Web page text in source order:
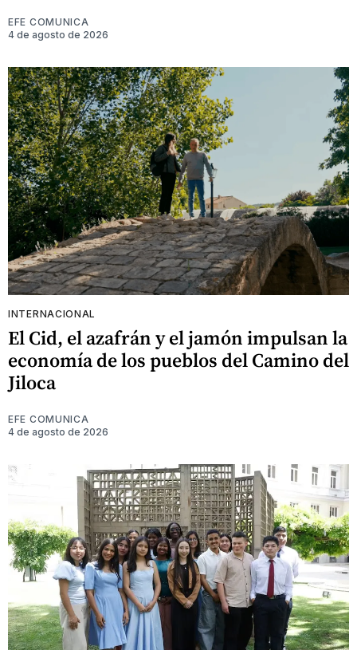
EFE COMUNICA
4 de agosto de 2026
INTERNACIONAL
El Cid, el azafrán y el jamón impulsan la
economía de los pueblos del Camino del
Jiloca
EFE COMUNICA
4 de agosto de 2026